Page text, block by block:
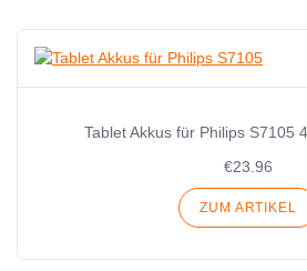
Tablet Akkus für Philips S7105
€23.96
ZUM ARTIKEL